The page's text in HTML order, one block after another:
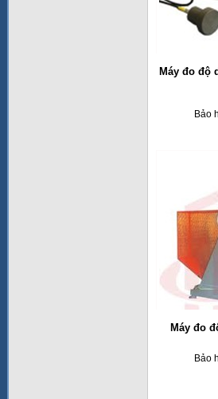
Máy đo độ
Bảo
Máy đo
Bảo